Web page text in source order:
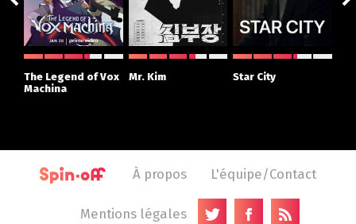
The Legend of Vox
Machina
Mr. Kim Star City
À propos L'équipe/Contact
Mentions légales